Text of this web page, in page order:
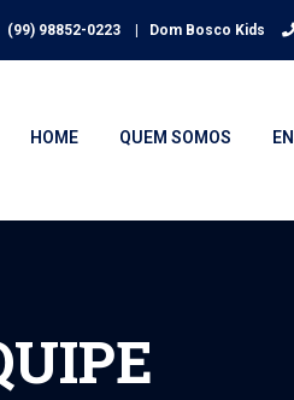
(99) 98852-0223 | Dom Bosco Kids
HOME QUEM SOMOS